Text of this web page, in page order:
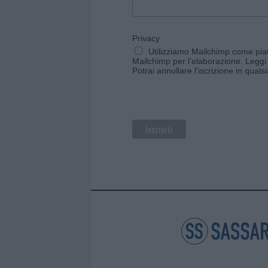
Privacy
Utilizziamo Mailchimp come
Mailchimp per l'elaborazione.
Potrai annullare l'iscrizione in